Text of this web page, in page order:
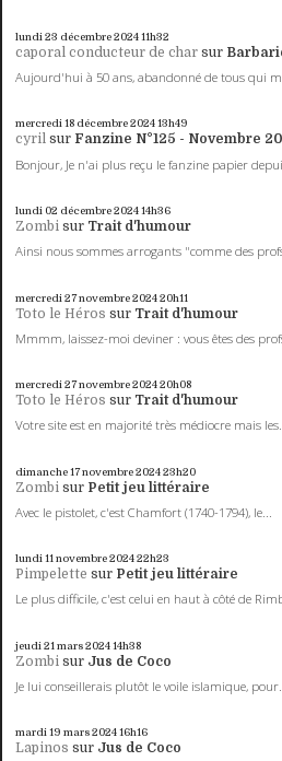
lundi 23 décembre 202411h32
caporal conducteur de char sur
Aujourd'hui à 50 ans, abandonné de tous qui
mercredi 18 décembre 202413h49
cyril sur Fanzine N°125 - Novembre
Bonjour, Je n'ai plus reçu le fanzine papier
lundi 02 décembre 202414h36
Zombi sur Trait d'humour
Ainsi nous sommes arrogants "comme des
mercredi 27novembre 202420h11
Toto le Héros sur Trait d'humour
Mmmm, laissez-moi deviner : vous êtes des profs
mercredi 27novembre 202420h08
Toto le Héros sur Trait d'humour
Votre site est en majorité très médiocre mais
dimanche 17novembre 202423h20
Zombi sur Petit jeu littéraire
Avec le pistolet, c'est Chamfort (1740-1794), le...
lundi 11novembre 202422h23
Pimpelette sur Petit jeu littéraire
Le plus difficile, c'est celui en haut à côté de
jeudi 21 mars 202414h38
Zombi sur Jus de Coco
Je lui conseillerais plutôt le voile islamique, pour...
mardi 19 mars 202416h16
Lapinos sur Jus de Coco